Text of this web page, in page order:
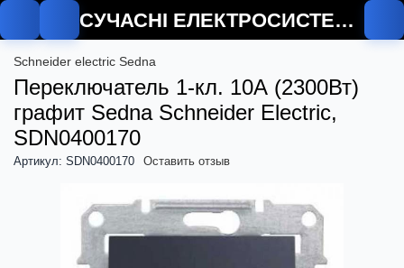
СУЧАСНІ ЕЛЕКТРОСИСТЕМИ
Schneider electric Sedna
Переключатель 1-кл. 10А (2300Вт)
графит Sedna Schneider Electric,
SDN0400170
Артикул: SDN0400170 Оставить отзыв